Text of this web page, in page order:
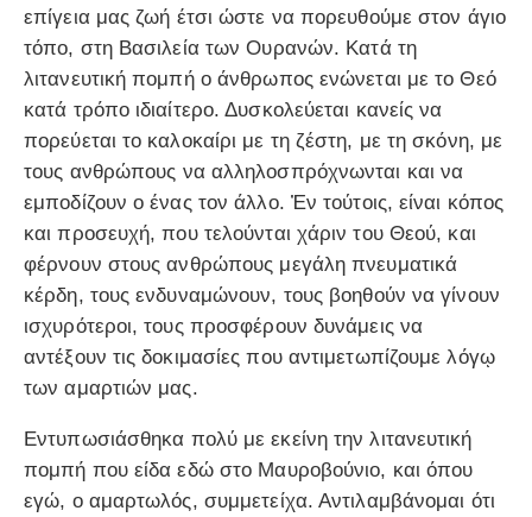
επίγεια μας ζωή έτσι ώστε να πορευθούμε στον άγιο
τόπο, στη Βασιλεία των Ουρανών. Κατά τη
λιτανευτική πομπή ο άνθρωπος ενώνεται με το Θεό
κατά τρόπο ιδιαίτερο. Δυσκολεύεται κανείς να
πορεύεται το καλοκαίρι με τη ζέστη, με τη σκόνη, με
τους ανθρώπους να αλληλοσπρόχνωνται και να
εμποδίζουν ο ένας τον άλλο. Ἐν τούτοις, είναι κόπος
και προσευχή, που τελούνται χάριν του Θεού, και
φέρνουν στους ανθρώπους μεγάλη πνευματικά
κέρδη, τους ενδυναμώνουν, τους βοηθούν να γίνουν
ισχυρότεροι, τους προσφέρουν δυνάμεις να
αντέξουν τις δοκιμασίες που αντιμετωπίζουμε λόγῳ
των αμαρτιών μας.
Εντυπωσιάσθηκα πολύ με εκείνη την λιτανευτική
πομπή που είδα εδώ στο Μαυροβούνιο, και όπου
εγώ, ο αμαρτωλός, συμμετείχα. Αντιλαμβάνομαι ότι